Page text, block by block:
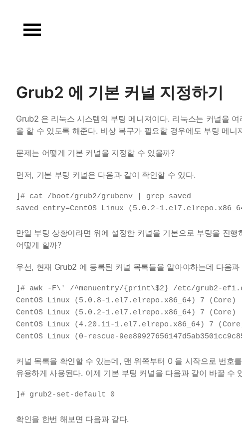
content
Grub2 에 기본 커널 지정하기
Grub2 은 리눅스 시스템의 부팅 메니져이다. 리눅스는 커널을
을 할 수 있도록 해준다. 비상 복구가 필요할 경우에도 부팅 메
문제는 어떻게 기본 커널을 지정할 수 있을까?
먼저, 기본 부팅 커널은 다음과 같이 확인할 수 있다.
]# cat /boot/grub2/grubenv | grep saved
saved_entry=CentOS Linux (5.0.2-
만일 부팅 상황이라면 위에 설정한 커널을 기본으로 부팅을 진
어떻게 할까?
우선, 현재 Grub2 에 등록된 커널 목록들을 알아야하는데 다음
]# awk -F\' /^menuentry/{print\$2} /etc/grub2-
CentOS Linux (5.0.8-1.el7.elrepo.x86_64) 7 (Core)
CentOS Linux (5.0.2-1.el7.elrepo.x86_64) 7 (Core)
CentOS Linux (4.20.11-1.el7.elrepo.x86_64) 7
CentOS Linux (0-rescue-
커널 목록을 확인할 수 있는데, 맨 위쪽부터 0 을 시작으로 번호
유용하게 사용된다. 이제 기본 부팅 커널을 다음과 같이 바꿀 수
]# grub2-set-default 0
확인을 한번 해보면 다음과 같다.